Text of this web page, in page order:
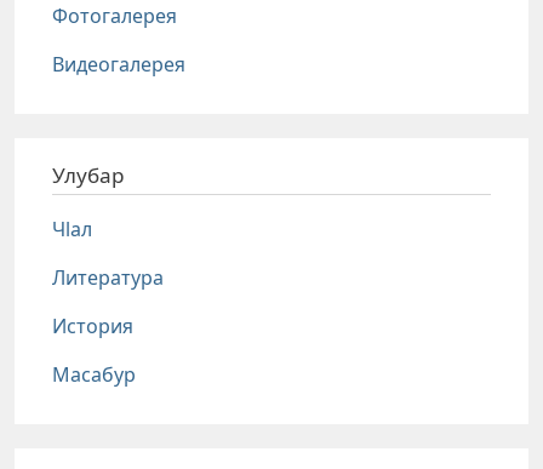
Фотогалерея
Видеогалерея
Улубар
Чlал
Литература
История
Масабур